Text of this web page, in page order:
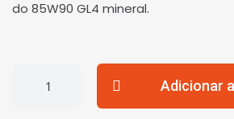
do 85W90 GL4 mineral.
Adicionar